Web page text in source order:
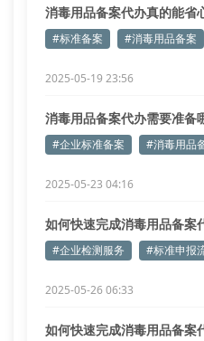
消毒用品备案代办真的能省
#标准备案 #消毒用品备案
2025-05-19 23:56
消毒用品备案代办需要准备
#企业标准备案 #消毒用品
2025-05-23 04:16
如何快速完成消毒用品备案
#企业检测服务 #标准申报
2025-05-26 06:33
如何快速完成消毒用品备案